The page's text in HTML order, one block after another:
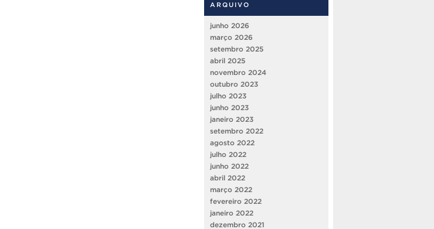
ARQUIVO
junho 2026
março 2026
setembro 2025
abril 2025
novembro 2024
outubro 2023
julho 2023
junho 2023
janeiro 2023
setembro 2022
agosto 2022
julho 2022
junho 2022
abril 2022
março 2022
fevereiro 2022
janeiro 2022
dezembro 2021